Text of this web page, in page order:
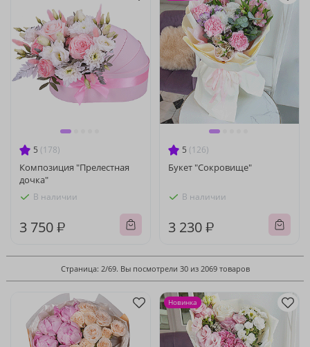
5 (178)
Композиция "Прелестная
дочка"
В наличии
3 750 ₽
5 (126)
Букет "Сокровище"
В наличии
3 230 ₽
Страница: 2/69. Вы посмотрели 30 из 2069 товаров
Новинка